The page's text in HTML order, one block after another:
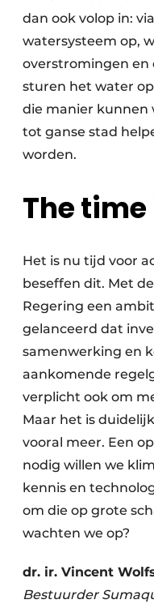
dan ook volop in:
watersysteem op,
overstromingen en
sturen het water
die manier kunnen
tot ganse stad
worden.
The
Het is nu tijd voor
beseffen dit. Met
Regering een
gelanceerd dat
samenwerking en
aankomende
verplicht ook om
Maar het is
vooral meer. Een
nodig willen we
kennis en
om die op grote
wachten we op?
dr. ir. Vincent
Bestuurder